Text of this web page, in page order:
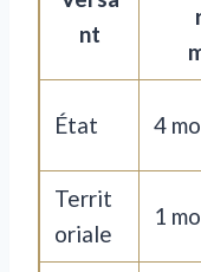
nt
État 4
Territ
oriale
1